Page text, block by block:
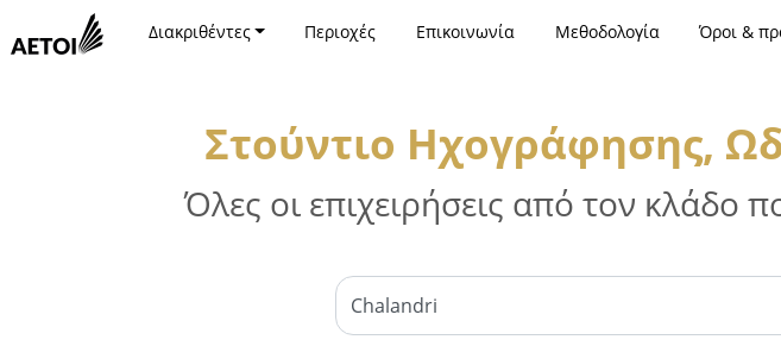
Διακριθέντες Περιοχές Επικοινωνία Μεθοδολογία Όροι &
Στούντιο Ηχογράφησης,
Όλες οι επιχειρήσεις από τον κλάδο